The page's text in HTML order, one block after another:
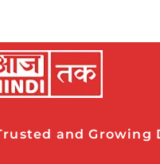
and